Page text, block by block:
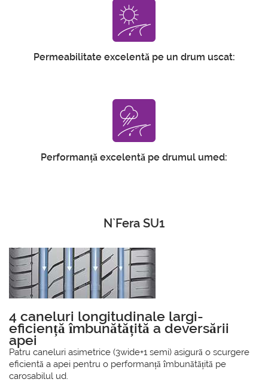
Permeabilitate excelentă pe un drum uscat:
Performanță excelentă pe drumul umed:
N`Fera SU1
4 caneluri longitudinale largi-
eficiență îmbunătățită a deversării
apei
Patru caneluri asimetrice (3wide+1 semi) asigură o scurgere
eficientă a apei pentru o performanță îmbunătățită pe
carosabilul ud.